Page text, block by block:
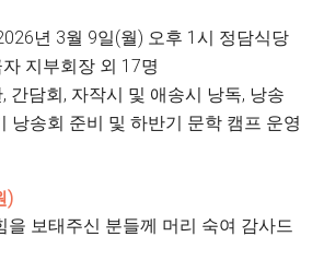
년 3월 9일(월) 오후 1시 정담식당
지부회장 외 17명
간담회, 자작시 및 애송시 낭독, 낭송
낭송회 준비 및 하반기 문학 캠프 운영
)
을 보태주신 분들께 머리 숙여 감사드